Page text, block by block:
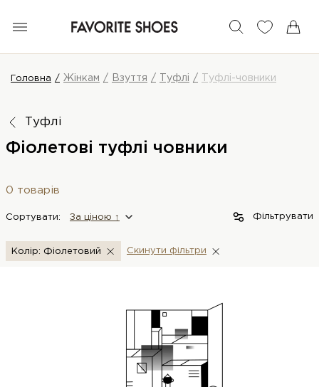
Головна Жінкам Взуття Туфлі Туфлі-човники
Туфлі
Фіолетові туфлі човники
0 товарів
Сортувати: За цiною ↑ Фільтрувати
Колір: Фіолетовий Скинути фiльтри